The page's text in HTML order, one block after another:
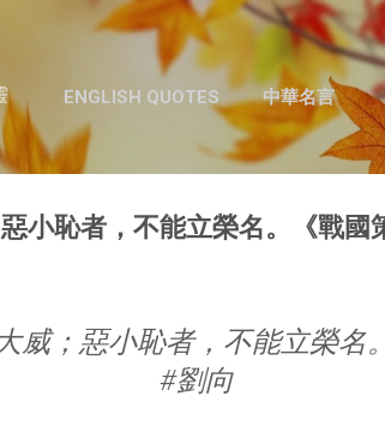
跳至主要內容
ENGLISH QUOTES 中華名言
小恥者，不能立榮名。《戰國
威；惡小恥者，不能立榮名
#劉向